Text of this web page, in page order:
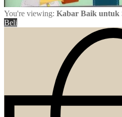
You're viewing: Kabar Baik untuk
Beli